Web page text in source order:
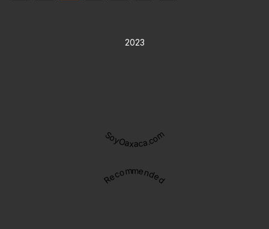
2023
SoyOaxaca.com
Recommended